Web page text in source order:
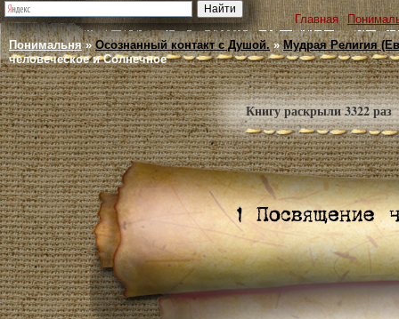
Главная
Понимальня»Осознанный контакт с Душой.»Мудрая Религия
человеческое и Солнечное
Книгу раскрыли 3322 раз